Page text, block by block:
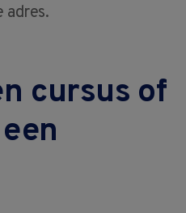
adres.
cursus of